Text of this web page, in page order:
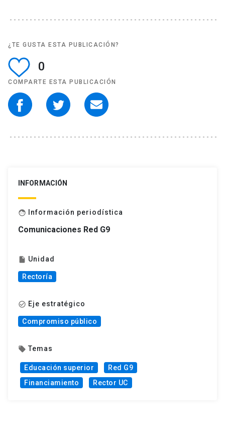
¿TE GUSTA ESTA PUBLICACIÓN?
0
COMPARTE ESTA PUBLICACIÓN
INFORMACIÓN
face Información periodística
Comunicaciones Red G9
insert_drive_file Unidad
Rectoría
check_circle_outline Eje estratégico
Compromiso público
local_offer Temas
Educación superior
Red G9
Financiamiento
Rector UC